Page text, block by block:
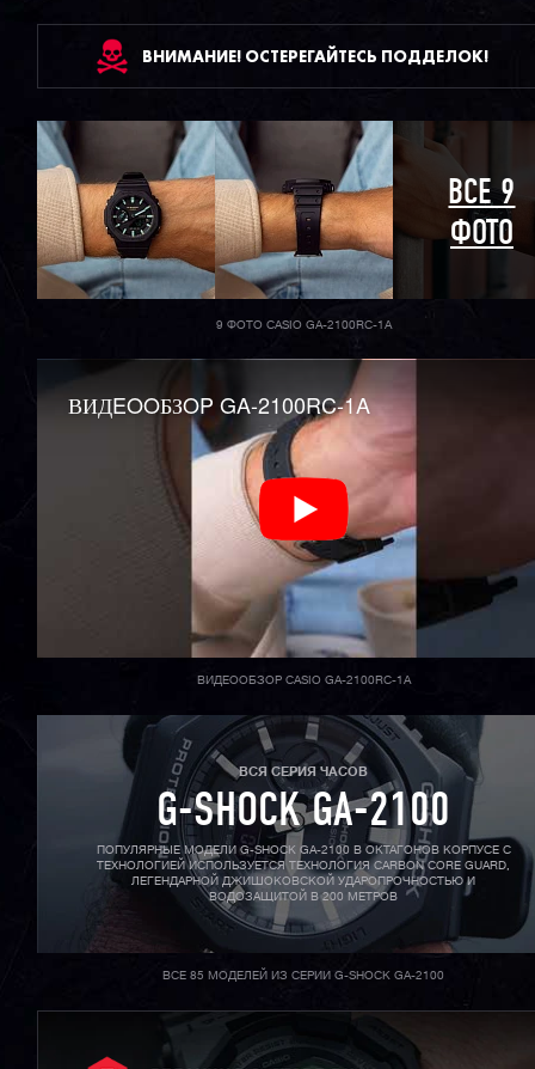
ВНИМАНИЕ! ОСТЕРЕГАЙТЕСЬ ПОДДЕЛОК!
ВСЕ 9
ФОТО
9 ФОТО CASIO GA-2100RC-1A
ВИДEOOБЗOP GA-2100RC-1A
ВИДЕООБЗОР CASIO GA-2100RC-1A
ВСЯ СЕРИЯ ЧАСОВ
G-SHOCK GA-2100
ПОПУЛЯРНЫЕ МОДЕЛИ G-SHOCK GA-2100 В ОКТАГОНОВ КОРПУСЕ С
ТЕХНОЛОГИЕЙ ИСПОЛЬЗУЕТСЯ ТЕХНОЛОГИЯ CARBON CORE GUARD,
ЛЕГЕНДАРНОЙ ДЖИШОКОВСКОЙ УДАРОПРОЧНОСТЬЮ И
ВОДОЗАЩИТОЙ В 200 МЕТРОВ
ВСЕ 85 МОДЕЛЕЙ ИЗ СЕРИИ G-SHOCK GA-2100